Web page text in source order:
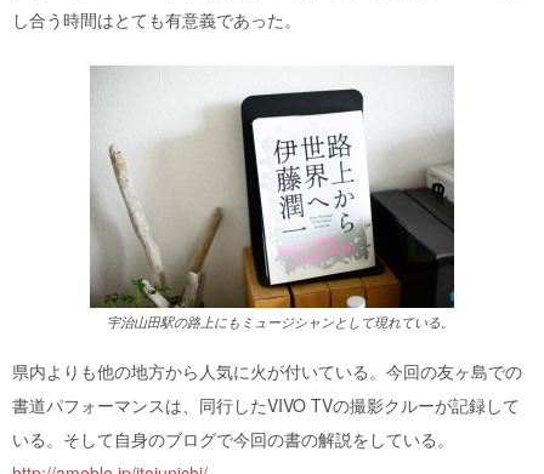
し合う時間はとても有意義であった。
宇治山田駅の路上にもミュージシャンとして現れている。
県内よりも他の地方から人気に火が付いている。今回の友ヶ島での
書道パフォーマンスは、同行したVIVO TVの撮影クルーが記録して
いる。そして自身のブログで今回の書の解説をしている。